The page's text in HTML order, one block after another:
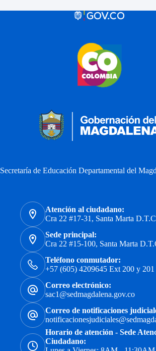
Secretaría de Educación Departamental del
Atención al ciudadano:
Cra 22 #17-31, Santa Marta
Sede principal:
Cra 22 #15-100, Santa Marta
Teléfono conmutador:
+57 (605) 4209645 Ext 200 y 201
Correo electrónico:
sac1@sedmagdalena.gov.co
Correo de notificaciones
Horario de atención - Sede
Ciudadano: